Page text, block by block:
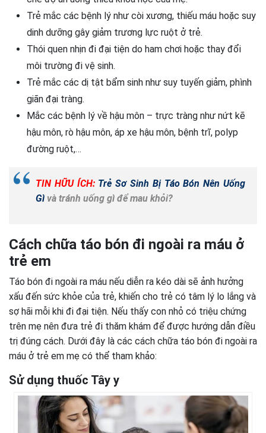
Trẻ mắc các bệnh lý như còi xương, thiếu máu hoặc suy
dinh dưỡng gây giảm trương lực ruột ở trẻ.
Thói quen nhịn đi đại tiện do ham chơi hoặc thay đổi
môi trường đi vệ sinh.
Trẻ mắc các dị tật bẩm sinh như suy tuyến giảm, phình
giãn đại tràng.
Mắc các bệnh lý về hậu môn – trực tràng như nứt kẽ
hậu môn, rò hậu môn, áp xe hậu môn, bệnh trĩ, polyp
đường ruột,…
TIN HỮU ÍCH: Trẻ Sơ Sinh Bị Táo Bón Nên Uống
Gì và tránh uống gì để mau khỏi?
Cách chữa táo bón đi ngoài ra máu ở
trẻ em
Táo bón đi ngoài ra máu nếu diễn ra kéo dài sẽ ảnh hưởng
xấu đến sức khỏe của trẻ, khiến cho trẻ có tâm lý lo lắng và
sợ hãi mỗi khi đi đại tiện. Nếu thấy con nhỏ có triệu chứng
trên mẹ nên đưa trẻ đi thăm khám để được hướng dẫn điều
trị đúng cách. Dưới đây là các cách chữa táo bón đi ngoài ra
máu ở trẻ em mẹ có thể tham khảo:
Sử dụng thuốc Tây y